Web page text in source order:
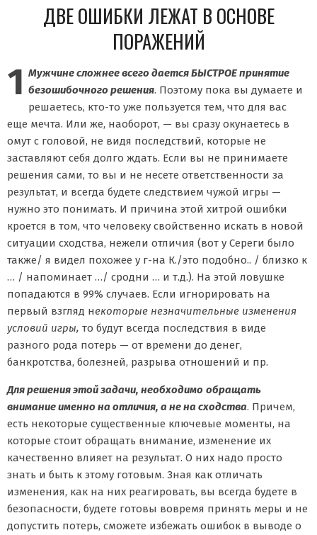
ДВЕ ОШИБКИ ЛЕЖАТ В ОСНОВЕ
ПОРАЖЕНИЙ
1 Мужчине сложнее всего дается БЫСТРОЕ принятие
безошибочного решения. Поэтому пока вы думаете и
решаетесь, кто-то уже пользуется тем, что для вас
еще мечта. Или же, наоборот, — вы сразу окунаетесь в
омут с головой, не видя последствий, которые не
заставляют себя долго ждать. Если вы не принимаете
решения сами, то вы и не несете ответственности за
результат, и всегда будете следствием чужой игры —
нужно это понимать. И причина этой хитрой ошибки
кроется в том, что человеку свойственно искать в новой
ситуации сходства, нежели отличия (вот у Сереги было
также/ я видел похожее у г-на К./это подобно.. / близко к
… / напоминает …/ сродни … и т.д.). На этой ловушке
попадаются в 99% случаев. Если игнорировать на
первый взгляд некоторые незначительные изменения
условий игры, то будут всегда последствия в виде
разного рода потерь — от времени до денег,
банкротства, болезней, разрыва отношений и пр.
Для решения этой задачи, необходимо обращать
внимание именно на отличия, а не на сходства. Причем,
есть некоторые существенные ключевые моменты, на
которые стоит обращать внимание, изменение их
качественно влияет на результат. О них надо просто
знать и быть к этому готовым. Зная как отличать
изменения, как на них реагировать, вы всегда будете в
безопасности, будете готовы вовремя принять меры и не
допустить потерь, сможете избежать ошибок в выводе о